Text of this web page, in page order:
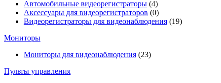
Автомобильные видеорегистраторы (4)
Аксессуары для видеорегистраторов (0)
Видеорегистраторы для видеонаблюдения (19)
Мониторы
Мониторы для видеонаблюдения (23)
Пульты управления